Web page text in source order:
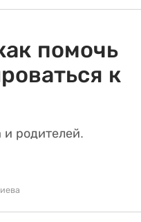
помочь
к
родителей.